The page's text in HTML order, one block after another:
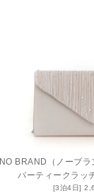
NO BRAND（ノーブ
パーティークラッ